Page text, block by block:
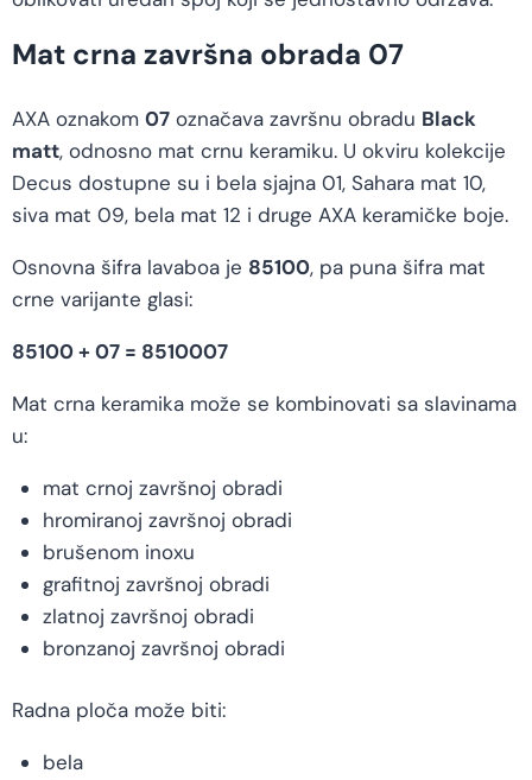
Mat crna završna obrada 07
AXA oznakom 07 označava završnu obradu Black
matt, odnosno mat crnu keramiku. U okviru kolekcije
Decus dostupne su i bela sjajna 01, Sahara mat 10,
siva mat 09, bela mat 12 i druge AXA keramičke boje.
Osnovna šifra lavaboa je 85100, pa puna šifra mat
crne varijante glasi:
85100 + 07 = 8510007
Mat crna keramika može se kombinovati sa slavinama
u:
mat crnoj završnoj obradi
hromiranoj završnoj obradi
brušenom inoxu
grafitnoj završnoj obradi
zlatnoj završnoj obradi
bronzanoj završnoj obradi
Radna ploča može biti:
bela